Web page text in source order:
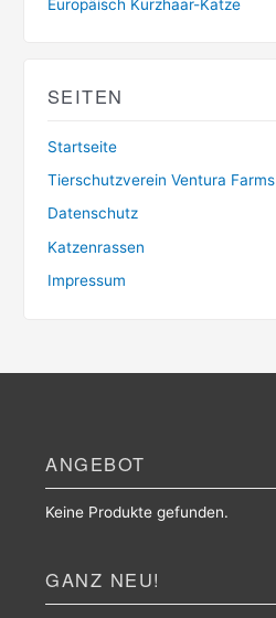
Europäisch Kurzhaar-Katze
SEITEN
Startseite
Tierschutzverein Ventura Farms
Datenschutz
Katzenrassen
Impressum
ANGEBOT
Keine Produkte gefunden.
GANZ NEU!